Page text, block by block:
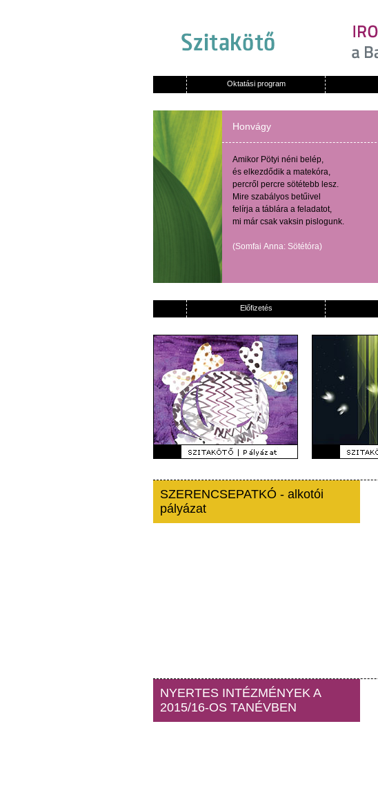
Oktatási program
Honvágy
Amikor Pötyi néni belép,
és elkezdődik a matekóra,
percről percre sötétebb lesz.
Mire szabályos betűivel
felírja a táblára a feladatot,
mi már csak vaksin pislogunk.
(Somfai Anna: Sötétóra)
Előfizetés
SZERENCSEPATKÓ - alkotói
pályázat
NYERTES INTÉZMÉNYEK A
2015/16-OS TANÉVBEN